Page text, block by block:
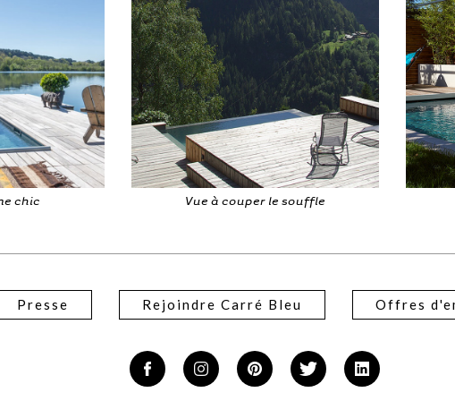
le souffle A l'abri des regards
Presse Rejoindre Carré Bleu Offres